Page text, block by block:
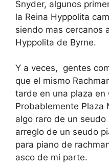
Snyder, algunos
la Reina Hyppolita
siendo mas cercanos
Hyppolita de Byrne.
Y a veces, gentes
que el mismo
tarde en una plaza en
Probablemente Plaza
algo raro de un
arreglo de un seudo
para piano de
asco de mi parte.